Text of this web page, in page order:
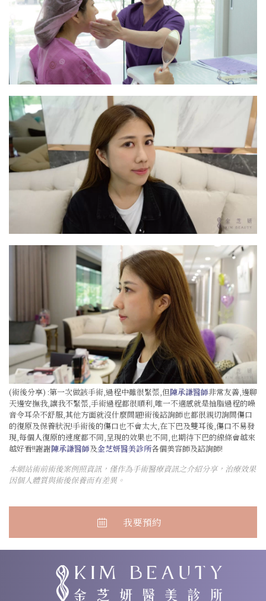
(術後分享) :第一次做該手術,過程中雖很緊張,但陳承謙醫師非常友善,邊聊
天邊安撫我,讓我不緊張,手術過程都很順利,唯一不適感就是抽脂過程的噪
音令耳朵不舒服,其他方面就沒什麼問題!術後諮詢師也都很親切詢問傷口
的復原及保養狀況!手術後的傷口也不會太大,在下巴及雙耳後,傷口不易發
現,每個人復原的速度都不同,呈現的效果也不同,也期待下巴的線條會越來
越好看!!謝謝陳承謙醫師及金芝妍醫美診所各個美容師及諮詢師!
本網站術前術後案例照資訊，僅作為手術醫療資訊之介紹分享，治療效果
因個人體質與術後保養而有差異。
我要預約